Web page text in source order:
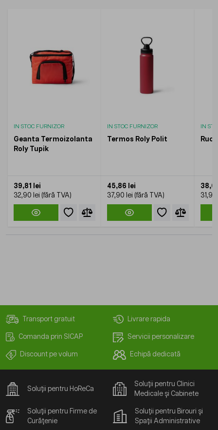
IN STOC FURNIZOR
Geanta Termoizolanta
Roly Tupik
39,81 lei
32,90 lei
IN STOC FURNIZOR
Termos Roly Polit
45,86 lei
37,90 lei
IN
Transport gratuit Livrare rapida
Comanda prin SICAP Servicii personalizare
Discount pe volum Echipă dedicată
Soluții pentru HoReCa
Soluții pentru Clinici
Medicale și Cabinete
Soluții pentru Firme de
Curățenie
Soluții pentru Birouri și
Spații Administrative